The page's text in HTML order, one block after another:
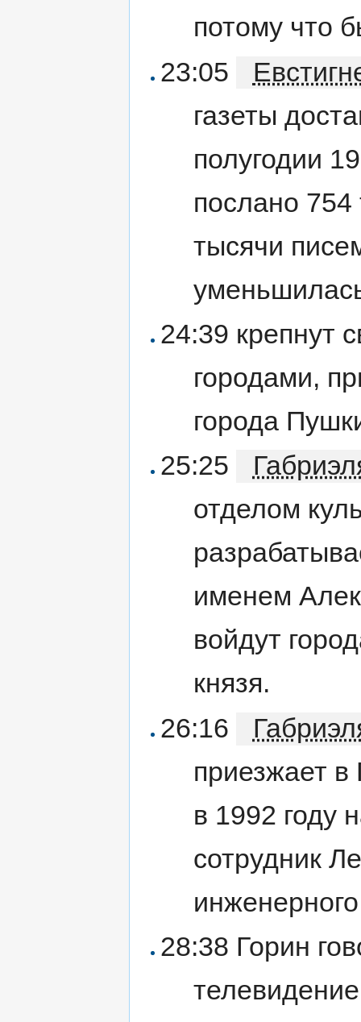
потому что
23:05
газеты
полугодии
послано 754
тысячи
24:39 крепнут
городами,
города
25:25
отделом
именем
войдут
князя.
26:16
приезжает
в 1992 году
сотрудник
28:38 Горин